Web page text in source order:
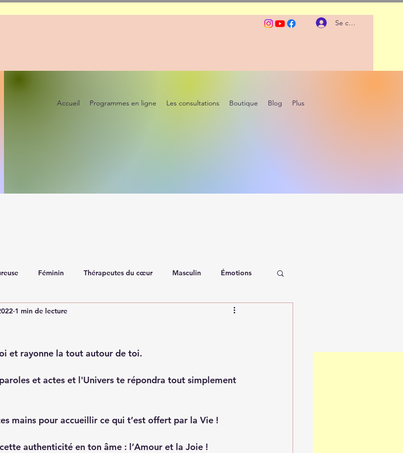
Se connecter
Accueil Programmes en ligne Les consultations Boutique Blog Plus
Féminin Thérapeutes du cœur Masculin Émotions
1 min de lecture
et rayonne la tout autour de toi.
et actes et l'Univers te répondra tout simplement
mains pour accueillir ce qui t’est offert par la Vie !
authenticité en ton âme : l’Amour et la Joie !